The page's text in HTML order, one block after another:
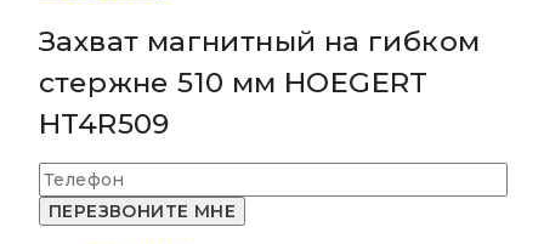
Захват магнитный на гибком
стержне 510 мм HOEGERT
HT4R509